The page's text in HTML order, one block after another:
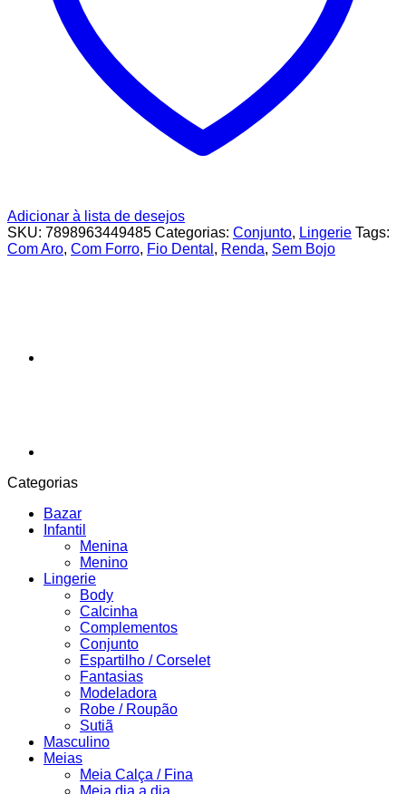
Adicionar à lista de desejos
SKU: 7898963449485 Categorias: Conjunto, Lingerie Tags:
Com Aro, Com Forro, Fio Dental , Renda, Sem Bojo
Categorias
Bazar
Infantil
Menina
Menino
Lingerie
Body
Calcinha
Complementos
Conjunto
Espartilho / Corselet
Fantasias
Modeladora
Robe / Roupão
Sutiã
Masculino
Meias
Meia Calça / Fina